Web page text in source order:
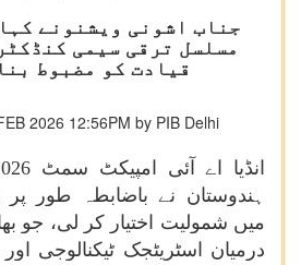
جناب اشونی ویشنونے
مسلسل ترقی سیمی
قیادت کو مضبوط
FEB 2026 12:56PM by PIB Delhi
ہندوستان نے باضابطہ طور پر
میں شمولیت اختیار کر لی، جو
درمیان اسٹریٹجک ٹیکنالوجی